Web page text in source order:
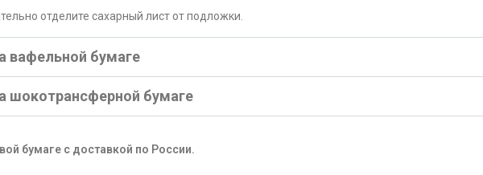
отделите сахарный лист от подложки.
вафельной бумаге
шокотрансферной бумаге
бумаге с доставкой по России.